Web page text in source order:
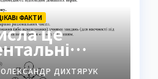
ФАКТИ
це
ОЛЕКСАНДР ДИХТЯРУК